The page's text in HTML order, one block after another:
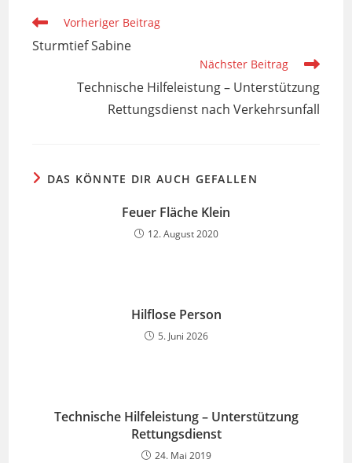
Weitere
ansehen
Vorheriger Beitrag
Sturmtief Sabine
Nächster Beitrag
Technische Hilfeleistung – Unterstützung
Rettungsdienst nach Verkehrsunfall
DAS KÖNNTE DIR AUCH GEFALLEN
Feuer Fläche Klein
12. August 2020
Hilflose Person
5. Juni 2026
Technische Hilfeleistung – Unterstützung
Rettungsdienst
24. Mai 2019